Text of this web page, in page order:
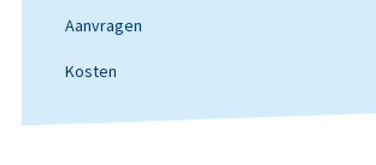
Aanvragen
Kosten